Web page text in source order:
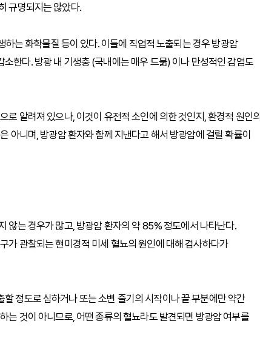
규명되지는 않았다.
는 화학물질 등이 있다. 이들에 직업적 노출되는 경우 방광암
한다. 방광 내 기생충 (국내에는 매우 드묾) 이나 만성적인 감염도
알려져 있으나, 이것이 유전적 소인에 의한 것인지, 환경적 원인의
아니며, 방광암 환자와 함께 지낸다고 해서 방광암에 걸릴 확률이
않는 경우가 많고, 방광암 환자의 약 85% 정도에서 나타난다.
가 관찰되는 현미경적 미세 혈뇨의 원인에 대해 검사하다가
정도로 심하거나 또는 소변 줄기의 시작이나 끝 부분에만 약간
는 것이 아니므로, 어떤 종류의 혈뇨라도 발견되면 방광암 여부를